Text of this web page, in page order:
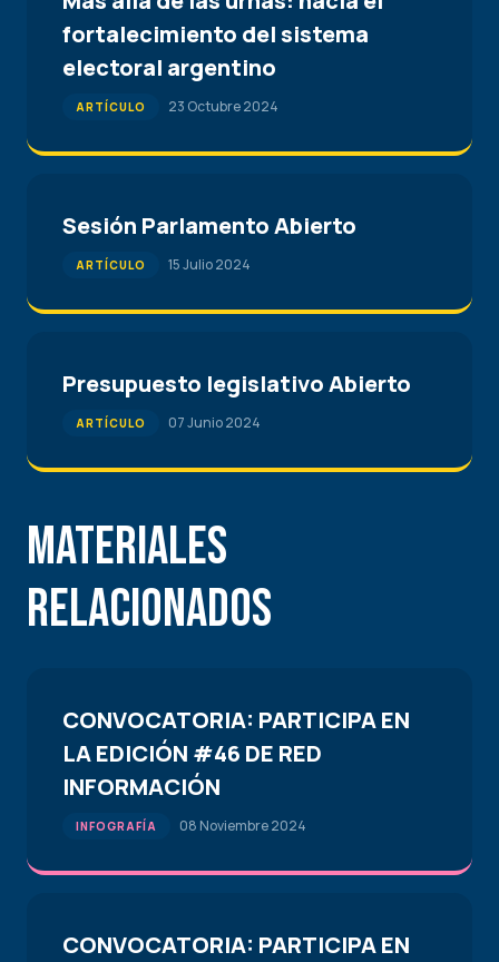
fortalecimiento del sistema
electoral argentino
ARTÍCULO 23 Octubre 2024
Sesión Parlamento Abierto
ARTÍCULO 15 Julio 2024
Presupuesto legislativo Abierto
ARTÍCULO 07 Junio 2024
Materiales
Relacionados
CONVOCATORIA: PARTICIPA EN
LA EDICIÓN #46 DE RED
INFORMACIÓN
INFOGRAFÍA 08 Noviembre 2024
CONVOCATORIA: PARTICIPA EN